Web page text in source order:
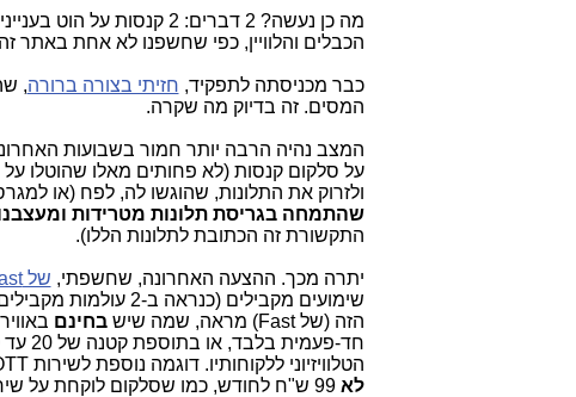
מה כן נעשה? 2 דברים: 2
הכבלים והלוויין, כפי שחשפנו לא אחת באתר
כבר מכניסתה לתפקיד, חזיתי בצורה ברורה,
המסים. זה בדיוק מה שקרה.
המצב נהיה הרבה יותר חמור בשבועות
על סלקום קנסות (לא פחותים מאלו שהוטלו
ולזרוק את התלונות, שהוגשו לה, לפח (או
שהתמחה בגריסת תלונות מטרידות
התקשורת זה הכתובת לתלונות הללו).
יתרה מכך. ההצעה האחרונה, שחשפתי, של Fast
הזה (של Fast) מראה, שמה שיש
בחינם
הטלוויזיוני ללקוחותיו. דוגמה נוספת לשירות OTT במחיר שפוי: שירות
לא99 ש"ח לחודש, כמו שסלקום לוקחת על שירותים, שרובם חינמיים וגם בכלל לא שלה (דוגמת "עידן +").